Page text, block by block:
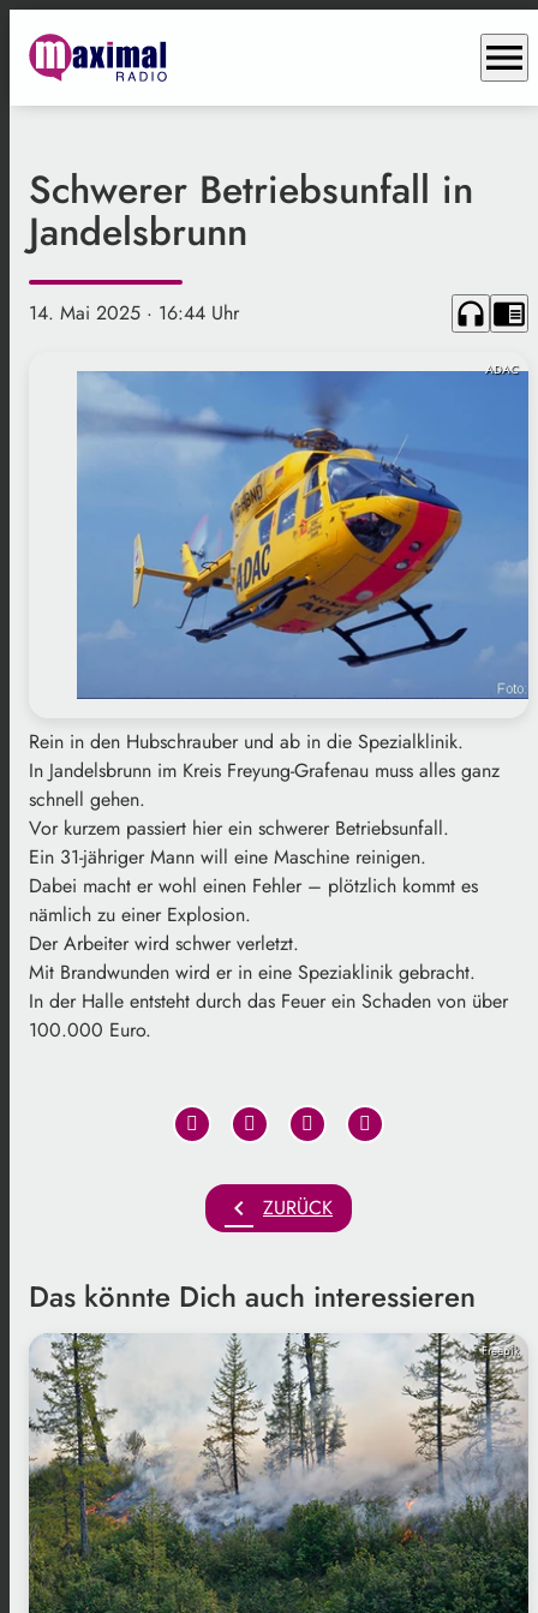
menu
Schwerer Betriebsunfall in
Jandelsbrunn
14. Mai 2025 · 16:44 Uhr headphones chrome_reader_mode
ADAC
Rein in den Hubschrauber und ab in die Spezialklinik.
In Jandelsbrunn im Kreis Freyung-Grafenau muss alles ganz
schnell gehen.
Vor kurzem passiert hier ein schwerer Betriebsunfall.
Ein 31-jähriger Mann will eine Maschine reinigen.
Dabei macht er wohl einen Fehler – plötzlich kommt es
nämlich zu einer Explosion.
Der Arbeiter wird schwer verletzt.
Mit Brandwunden wird er in eine Speziaklinik gebracht.
In der Halle entsteht durch das Feuer ein Schaden von über
100.000 Euro.
chevron_left ZURÜCK
Das könnte Dich auch interessieren
Freepik